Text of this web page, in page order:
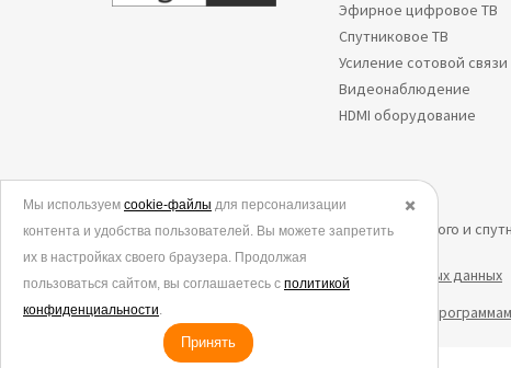
Эфирное цифровое ТВ
Спутниковое ТВ
Усиление сотовой связи
Видеонаблюдение
HDMI оборудование
© 2006-2026.
Все права защищены. Интернет-магазин эфирного и
Политика в отношении обработки персональных данных
Согласие на обработку данных метрическими
✖️
Мы используем cookie-файлы для персонализации
контента и удобства пользователей. Вы можете запретить
их в настройках своего браузера. Продолжая
пользоваться сайтом, вы соглашаетесь с политикой
конфиденциальности.
Принять